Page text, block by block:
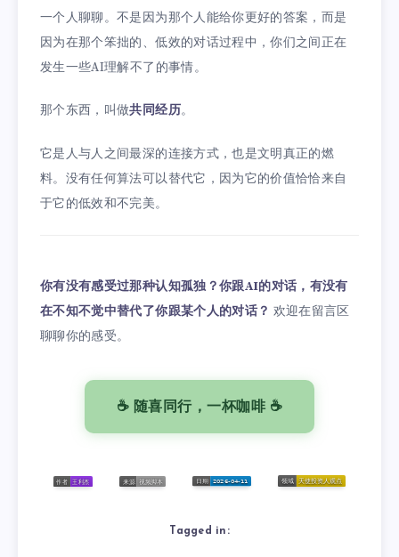
一个人聊聊。不是因为那个人能给你更好的答案，而是
因为在那个笨拙的、低效的对话过程中，你们之间正在
发生一些AI理解不了的事情。
那个东西，叫做共同经历。
它是人与人之间最深的连接方式，也是文明真正的燃
料。没有任何算法可以替代它，因为它的价值恰恰来自
于它的低效和不完美。
你有没有感受过那种认知孤独？你跟AI的对话，有没有
在不知不觉中替代了你跟某个人的对话？ 欢迎在留言区
聊聊你的感受。
☕ 随喜同行，一杯咖啡 ☕
Tagged in: